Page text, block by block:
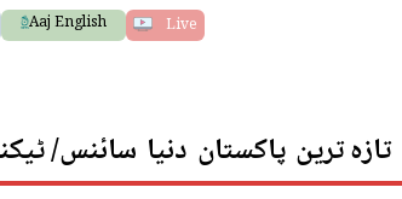
Live
Aaj English
تازہ ترین پاکستان دنیا سائنس/